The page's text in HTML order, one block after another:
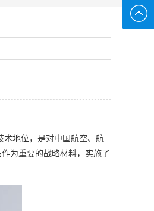
地位，是对中国航空、航
为重要的战略材料，实施了